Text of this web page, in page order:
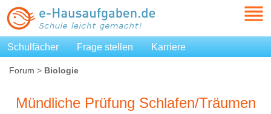
Schulfächer Frage stellen Karriere
Forum > Biologie
Mündliche Prüfung Schlafen/Träumen